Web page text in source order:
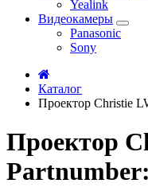
Yealink
Видеокамеры
Panasonic
Sony
Каталог
Проектор Christie
Проектор